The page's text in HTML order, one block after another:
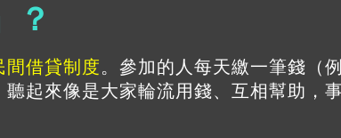
？
間借貸制度。參加的人每天繳一筆錢（
起來像是大家輪流用錢、互相幫助，